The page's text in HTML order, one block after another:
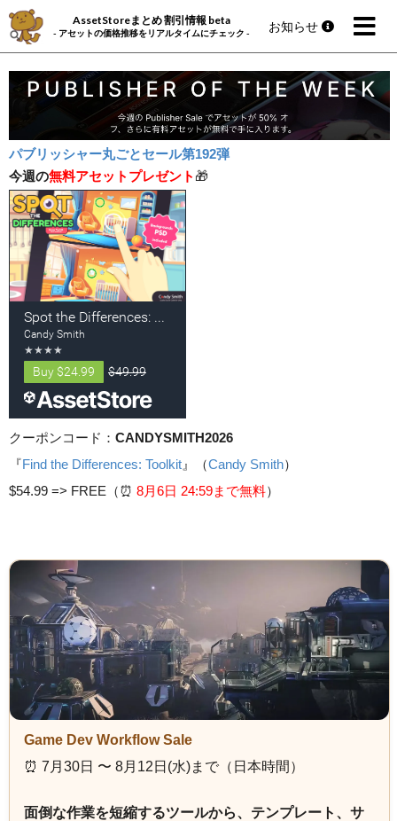
AssetStoreまとめ 割引情報 beta
- アセットの価格推移をリアルタイムにチェック - お知らせ
パブリッシャー丸ごとセール第192弾
今週の無料アセットプレゼント 🎁
クーポンコード： CANDYSMITH2026
『Find the Differences: Toolkit 』（Candy Smith）
$54.99 => FREE（⏰️ 8月6日 24:59まで無料）
Game Dev Workflow Sale
⏰️ 7月30日 〜 8月12日(水)まで（日本時間）
面倒な作業を短縮するツールから、テンプレート、サ